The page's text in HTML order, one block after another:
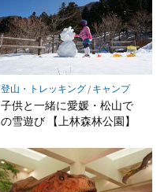
登山・トレッキング/ キャンプ
子供と一緒に愛媛・松山で
の雪遊び 【上林森林公園】